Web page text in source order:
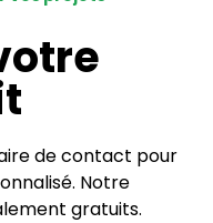
de contact pour
Notre
gratuits.